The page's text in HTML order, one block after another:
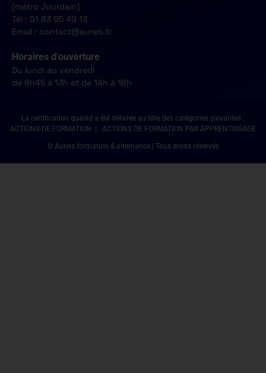
(métro Jourdain)
Tél : 01 83 95 49 13
Email : contact@aureis.fr
Horaires d’ouverture
Du lundi au vendredi
de 8h45 à 13h et de 14h à 18h
La certification qualité a été délivrée au titre des catégories suivantes :
ACTIONS DE FORMATION | ACTIONS DE FORMATION PAR APPRENTISSAGE
© Aureis formation & alternance | Tous droits réservés